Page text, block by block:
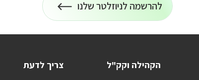
הרשמה
לניוזלטר
להרשמה לניוזלטר שלנו
על
כל
ופעילויות
קק"ל
הקהילה וקק"ל צריך לדעת